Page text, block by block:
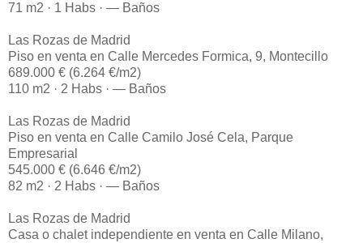
71 m2 · 1 Habs · — Baños
Las Rozas de Madrid
Piso en venta en Calle Mercedes Formica, 9, Montecillo
689.000 € (6.264 €/m2)
110 m2 · 2 Habs · — Baños
Las Rozas de Madrid
Piso en venta en Calle Camilo José Cela, Parque
Empresarial
545.000 € (6.646 €/m2)
82 m2 · 2 Habs · — Baños
Las Rozas de Madrid
Casa o chalet independiente en venta en Calle Milano,